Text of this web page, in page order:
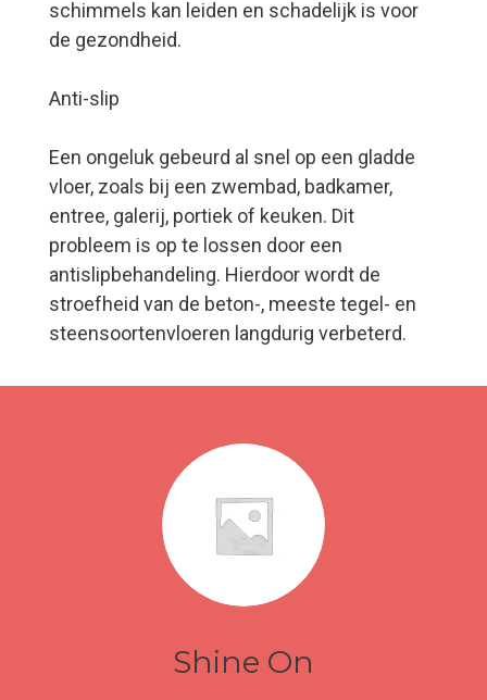
schimmels kan leiden en schadelijk is voor
de gezondheid.
Anti-slip
Een ongeluk gebeurd al snel op een gladde
vloer, zoals bij een zwembad, badkamer,
entree, galerij, portiek of keuken. Dit
probleem is op te lossen door een
antislipbehandeling. Hierdoor wordt de
stroefheid van de beton-, meeste tegel- en
steensoortenvloeren langdurig verbeterd.
Shine On